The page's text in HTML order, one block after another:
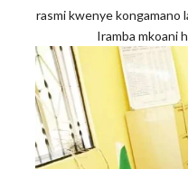
rasmi kwenye kongamano
Iramba mkoani